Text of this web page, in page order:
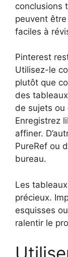
conclusions
peuvent
faciles à
Pinterest
Utilisez-le
plutôt que
des
de sujets ou
Enregistrez
affiner.
PureRef ou
bureau.
Les
précieux.
esquisses
ralentir le